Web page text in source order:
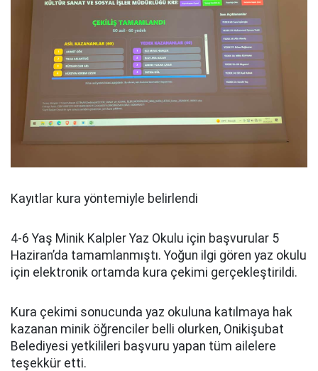
Kayıtlar kura yöntemiyle belirlendi
4-6 Yaş Minik Kalpler Yaz Okulu için başvurular 5
Haziran’da tamamlanmıştı. Yoğun ilgi gören yaz okulu
için elektronik ortamda kura çekimi gerçekleştirildi.
Kura çekimi sonucunda yaz okuluna katılmaya hak
kazanan minik öğrenciler belli olurken, Onikişubat
Belediyesi yetkilileri başvuru yapan tüm ailelere
teşekkür etti.